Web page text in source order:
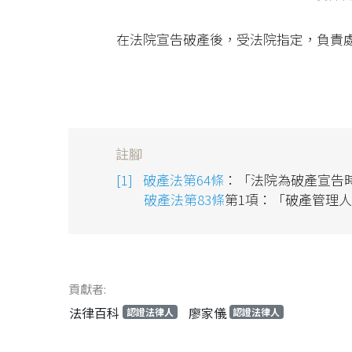
在法院宣告破產後，受法院指定，負責
註腳
破產法第64條 ：「法院為破產宣
破產法第83條第1項：「破產管理
貢獻者:
法律百科 認證法律人 廖家儀 認證法律人